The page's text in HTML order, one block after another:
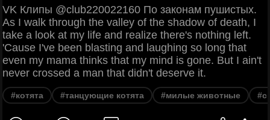
VK Клипы @club220022160 По законам пушистых.
As I walk through the valley of the shadow of death, I
take a look at my life and realize there's nothing left.
'Cause I've been blasting and laughing so long that
even my mama thinks that my mind is gone. But I ain't
never crossed a man that didn't deserve it.
#котята #танцующие котята #милые животные